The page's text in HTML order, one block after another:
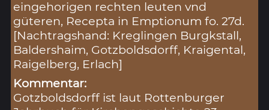
eingehorigen rechten leuten vnd
güteren, Recepta in Emptionum fo. 27d.
[Nachtragshand: Kreglingen Burgkstall,
Baldershaim, Gotzboldsdorff, Kraigental,
Raigelberg, Erlach]
Kommentar:
Gotzboldsdorff ist laut Rottenburger